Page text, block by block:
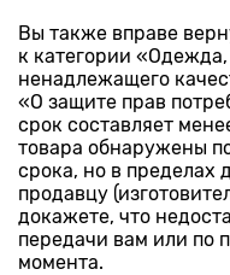
Вы также вправе
к категории
ненадлежащего
«О защите прав
срок составляет
товара обнаружены
срока, но в пределах
продавцу
докажете, что
передачи вам или по
момента.